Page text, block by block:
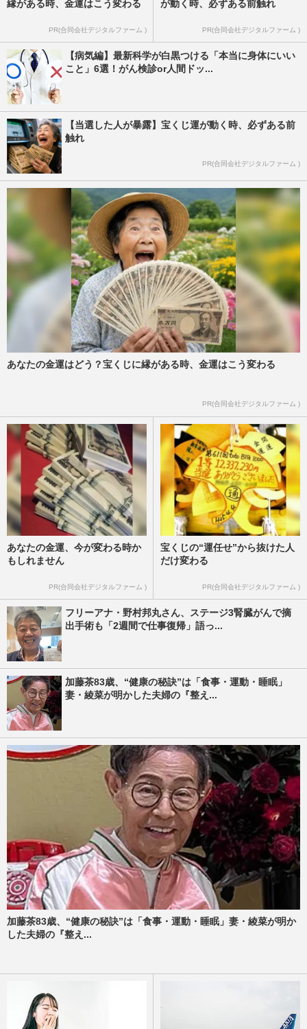
縁がある時、金運はこう変わる
PR(合同会社デジタルファーム )
が動く時、必ずある前触れ
PR(合同会社デジタルファーム )
【病気編】最新科学が白黒つける「本当に身体にいい
こと」6選！がん検診or人間ドッ...
【当選した人が暴露】宝くじ運が動く時、必ずある前
触れ
PR(合同会社デジタルファーム )
あなたの金運はどう？宝くじに縁がある時、金運はこう変わる
PR(合同会社デジタルファーム )
あなたの金運、今が変わる時か
もしれません
PR(合同会社デジタルファーム )
宝くじの“運任せ”から抜けた人
だけ変わる
PR(合同会社デジタルファーム )
フリーアナ・野村邦丸さん、ステージ3腎臓がんで摘
出手術も「2週間で仕事復帰」語っ...
加藤茶83歳、“健康の秘訣”は「食事・運動・睡眠」
妻・綾菜が明かした夫婦の『整え...
加藤茶83歳、“健康の秘訣”は「食事・運動・睡眠」妻・綾菜が明か
した夫婦の『整え...